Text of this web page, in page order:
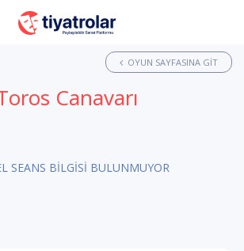
OYUN SAYFASINA GIT
Canavarı
SEANS BİLGİSİ BULUNMUYOR